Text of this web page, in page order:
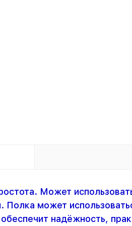
Может
Полка может
надёжность,